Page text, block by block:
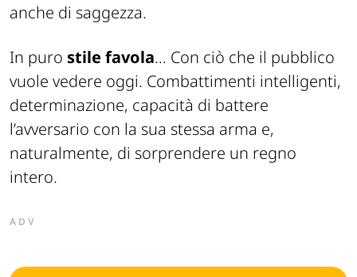
anche di saggezza.
In puro stile favola… Con ciò che il pubblico
vuole vedere oggi. Combattimenti intelligenti,
determinazione, capacità di battere
l’avversario con la sua stessa arma e,
naturalmente, di sorprendere un regno
intero.
ADV